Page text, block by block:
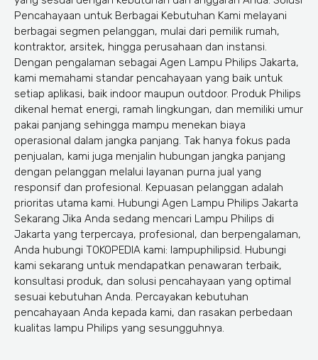
Pencahayaan untuk Berbagai Kebutuhan Kami melayani
berbagai segmen pelanggan, mulai dari pemilik rumah,
kontraktor, arsitek, hingga perusahaan dan instansi.
Dengan pengalaman sebagai Agen Lampu Philips Jakarta,
kami memahami standar pencahayaan yang baik untuk
setiap aplikasi, baik indoor maupun outdoor. Produk Philips
dikenal hemat energi, ramah lingkungan, dan memiliki umur
pakai panjang sehingga mampu menekan biaya
operasional dalam jangka panjang. Tak hanya fokus pada
penjualan, kami juga menjalin hubungan jangka panjang
dengan pelanggan melalui layanan purna jual yang
responsif dan profesional. Kepuasan pelanggan adalah
prioritas utama kami. Hubungi Agen Lampu Philips Jakarta
Sekarang Jika Anda sedang mencari Lampu Philips di
Jakarta yang terpercaya, profesional, dan berpengalaman,
Anda hubungi TOKOPEDIA kami: lampuphilipsid. Hubungi
kami sekarang untuk mendapatkan penawaran terbaik,
konsultasi produk, dan solusi pencahayaan yang optimal
sesuai kebutuhan Anda. Percayakan kebutuhan
pencahayaan Anda kepada kami, dan rasakan perbedaan
kualitas lampu Philips yang sesungguhnya.